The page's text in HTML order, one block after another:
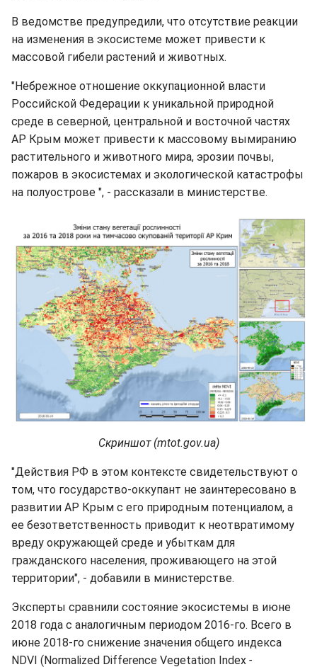
В ведомстве предупредили, что отсутствие реакции
на изменения в экосистеме может привести к
массовой гибели растений и животных.
"Небрежное отношение оккупационной власти
Российской Федерации к уникальной природной
среде в северной, центральной и восточной частях
АР Крым может привести к массовому вымиранию
растительного и животного мира, эрозии почвы,
пожаров в экосистемах и экологической катастрофы
на полуострове ", - рассказали в министерстве.
Скриншот (mtot.gov.ua)
"Действия РФ в этом контексте свидетельствуют о
том, что государство-оккупант не заинтересовано в
развитии АР Крым с его природным потенциалом, а
ее безответственность приводит к неотвратимому
вреду окружающей среде и убыткам для
гражданского населения, проживающего на этой
территории", - добавили в министерстве.
Эксперты сравнили состояние экосистемы в июне
2018 года с аналогичным периодом 2016-го. Всего в
июне 2018-го снижение значения общего индекса
NDVI (Normalized Difference Vegetation Index -